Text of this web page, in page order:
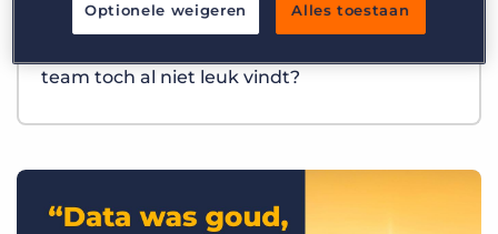
Best Practices
team toch al niet leuk vindt?
Optionele weigeren Alles toestaan